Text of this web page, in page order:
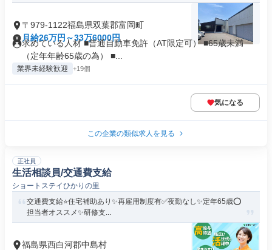
〒979-1122福島県双葉郡富岡町
月給26万円～33万6000円
求めている人材 ■普通自動車免許（AT限定可） ■65歳未満
（定年年齢65歳の為） ■...
業界未経験歓迎 +19個
気になる
この企業の類似求人を見る
正社員
生活相談員/交通費支給
ショートステイひかりの里
交通費支給⭐️住宅補助あり✨再雇用制度有✅️夜勤なし✨定年65歳⭕️
担当者オススメ✨研修支...
福島県西白河郡中島村